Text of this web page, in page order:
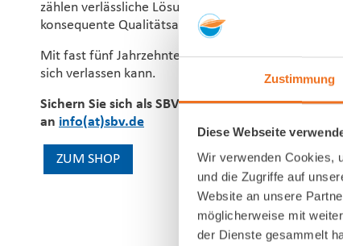
Zustimmung
Diese Webseite
Wir verwenden Cookies,
und die Zugriffe auf
Website an unsere
möglicherweise mit
der Dienste gesammelt
zählen verlässliche Lösungen, die auch unter
konsequente Qualitätsauswahl.
Mit fast fünf Jahrzehnten Erfahrung steht
sich verlassen kann.
Sichern Sie sich als SBV-Mitglied einen 10,00 €
an info(at)sbv.de
ZUM SHOP